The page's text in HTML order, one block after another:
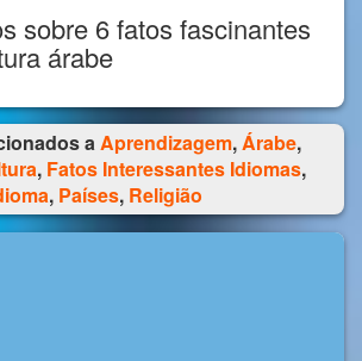
sobre 6 fatos fascinantes
árabe
aAprendizagem,Árabe,
, Fatos Interessantes Idiomas,
, Países, Religião